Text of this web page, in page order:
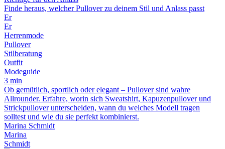
Finde heraus, welcher Pullover zu deinem Stil und Anlass passt
Er
Er
Herrenmode
Pullover
Stilberatung
Outfit
Modeguide
3 min
Ob gemütlich, sportlich oder elegant – Pullover sind wahre
Allrounder. Erfahre, worin sich Sweatshirt, Kapuzenpullover und
Strickpullover unterscheiden, wann du welches Modell tragen
solltest und wie du sie perfekt kombinierst.
Marina Schmidt
Marina
Schmidt